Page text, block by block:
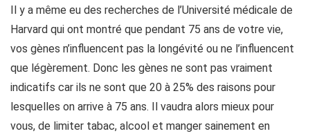
Il y a même eu des recherches de l’Université médicale de
Harvard qui ont montré que pendant 75 ans de votre vie,
vos gènes n’influencent pas la longévité ou ne l’influencent
que légèrement. Donc les gènes ne sont pas vraiment
indicatifs car ils ne sont que 20 à 25% des raisons pour
lesquelles on arrive à 75 ans. Il vaudra alors mieux pour
vous, de limiter tabac, alcool et manger sainement en